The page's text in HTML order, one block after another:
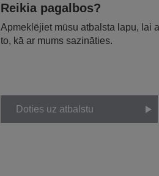
Reikia pagalbos?
Apmeklējiet mūsu atbalsta lapu, lai
to, kā ar mums sazināties.
Doties uz atbalstu